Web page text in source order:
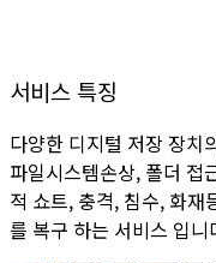
서비스 특징
다양한 디지털 저장 장치
파일시스템손상, 폴더 접
적 쇼트, 충격, 침수, 화재
를 복구 하는 서비스 입니